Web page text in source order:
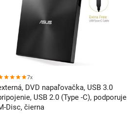
7x
DVD napaľovačka, USB 3.0
USB 2.0 (Type -C), podporuje
Disc, čierna